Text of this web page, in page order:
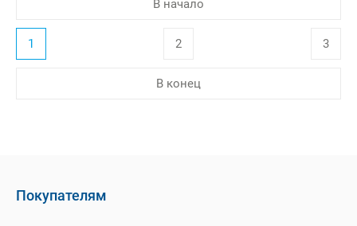
В начало
1 2 3
В конец
Покупателям